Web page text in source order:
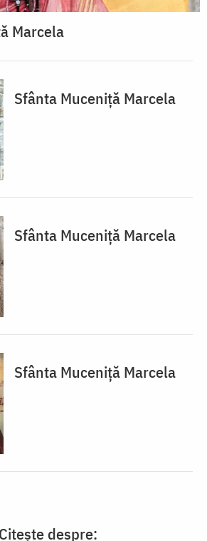
Marcela
Sfânta Muceniță Marcela
Sfânta Muceniță Marcela
Sfânta Muceniță Marcela
Citește despre: